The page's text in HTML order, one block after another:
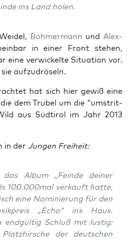
ins Land holen.
Böh­mer­mann undAlex­
in einer Front ste­hen,
eine ver­wi­ckel­te Situa­ti­on vor.
aufzudröseln.
hat sich hier gewiß eine
dem Tru­bel um die “umstrit­
aus Süd­ti­rol im Jahr 2013
in der Jun­gen Freiheit:
das Album „Fein­de dei­ner
100.000mal ver­kauft hat­te,
eine Nomi­nie­rung für den
„Echo“ ins Haus.
end­gül­tig Schluß mit lus­tig:
der deut­schen